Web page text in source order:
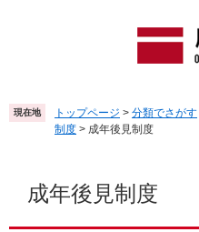
頭
で
飛
ば
現在地 トップページ > 分類でさがす
制度 > 成年後見制度
成年後見制度